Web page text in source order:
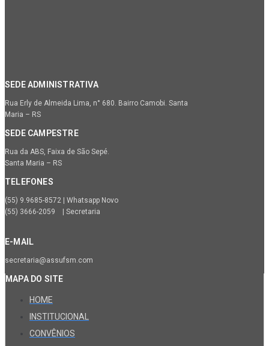
SEDE ADMINISTRATIVA
Rua Erly de Almeida Lima, n° 680. Bairro Camobi. Santa
Maria – RS
SEDE CAMPESTRE
Rua da ABS, Faixa de São Sepé.
Santa Maria – RS
TELEFONES
(55) 9.9685-8572 | Whatsapp Novo
(55) 3666-2059 | Secretaria
E-MAIL
secretaria@assufsm.com
MAPA DO SITE
HOME
INSTITUCIONAL
CONVÊNIOS